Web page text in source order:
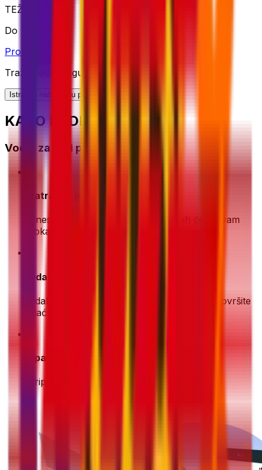
TEŽINA
Do 70kg
Provjeri opciju
Tražite više mogućnosti slanja?
Istražite našu cijelu ponudu rješenja
KAKO RADI?
Vodič za brzi početak
Zatražite ponudu
Unesite detalje svoje pošiljke. Odmah ćemo vam
pokazati najbolje ponude
Odaberite i platite
Odaberite željenu opciju dostave i sigurno dovršite
plaćanje
Spakirajte i pripremite
Pripremite svoju pošiljku